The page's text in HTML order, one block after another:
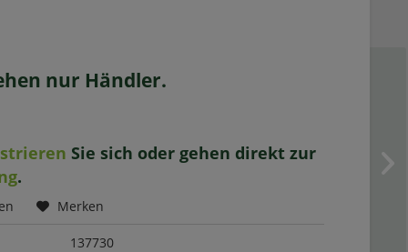
nur Händler.
Sie sich oder gehen direkt zur
.
Merken
137730